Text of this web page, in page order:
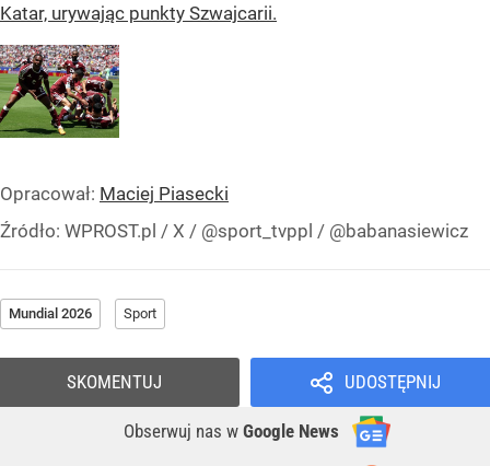
Katar, urywając punkty Szwajcarii.
Opracował: Maciej Piasecki
Źródło: WPROST.pl / X / @sport_tvppl / @babanasiewicz
Mundial 2026 Sport
UDOSTĘPNIJ
Obserwuj nas w Google News
SKOMENTUJ